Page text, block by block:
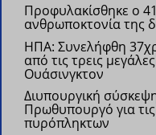
Προφυλακίσθηκε ο
ανθρωποκτονία της
ΗΠΑ: Συνελήφθη
από τις τρεις
Ουάσινγκτον
Διυπουργική
Πρωθυπουργό για
πυρόπληκτων